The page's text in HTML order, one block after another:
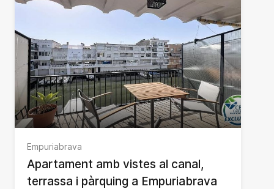
Empuriabrava
Apartament amb vistes al canal,
terrassa i pàrquing a Empuriabrava